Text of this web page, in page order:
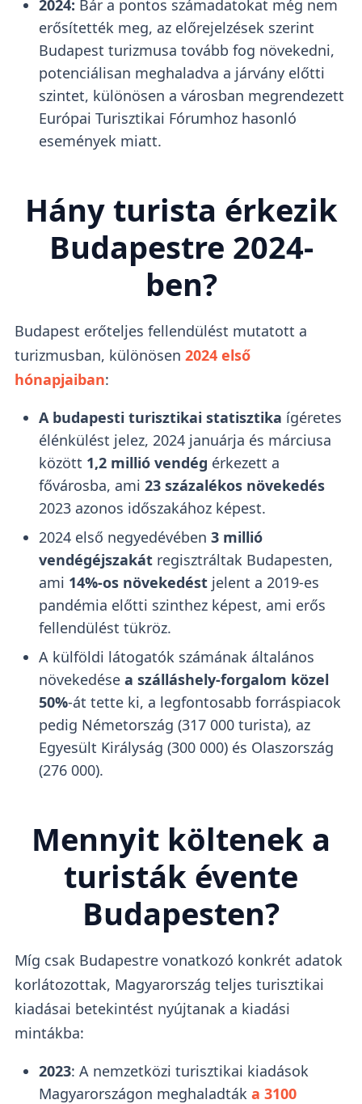
2024: Bár a pontos számadatokat még nem
erősítették meg, az előrejelzések szerint
Budapest turizmusa tovább fog növekedni,
potenciálisan meghaladva a járvány előtti
szintet, különösen a városban megrendezett
Európai Turisztikai Fórumhoz hasonló
események miatt.
Hány turista érkezik
Budapestre 2024-
ben?
Budapest erőteljes fellendülést mutatott a
turizmusban, különösen 2024 első
hónapjaiban:
A budapesti turisztikai statisztika ígéretes
élénkülést jelez, 2024 januárja és márciusa
között 1,2 millió vendég érkezett a
fővárosba, ami 23 százalékos növekedés
2023 azonos időszakához képest.
2024 első negyedévében 3 millió
vendégéjszakátregisztráltak Budapesten,
ami 14%-os növekedéstjelent a 2019-es
pandémia előtti szinthez képest, ami erős
fellendülést tükröz.
A külföldi látogatók számának általános
növekedése a szálláshely-forgalom közel
50%-át tette ki, a legfontosabb forráspiacok
pedig Németország (317 000 turista), az
Egyesült Királyság (300 000) és Olaszország
(276 000).
Mennyit költenek a
turisták évente
Budapesten?
Míg csak Budapestre vonatkozó konkrét adatok
korlátozottak, Magyarország teljes turisztikai
kiadásai betekintést nyújtanak a kiadási
mintákba:
2023: A nemzetközi turisztikai kiadások
Magyarországon meghaladták a 3100